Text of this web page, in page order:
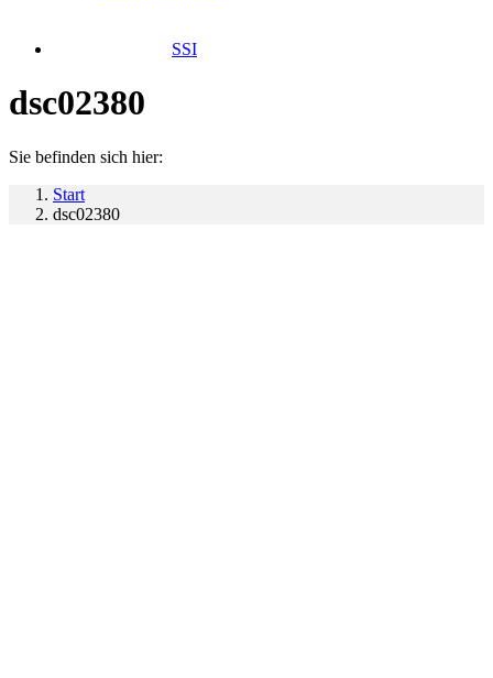
SSI
dsc02380
Sie befinden sich hier:
Start
dsc02380